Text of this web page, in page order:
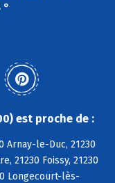
°
est proche de :
Arnay-le-Duc, 21230
21230 Foissy, 21230
Longecourt-lès-